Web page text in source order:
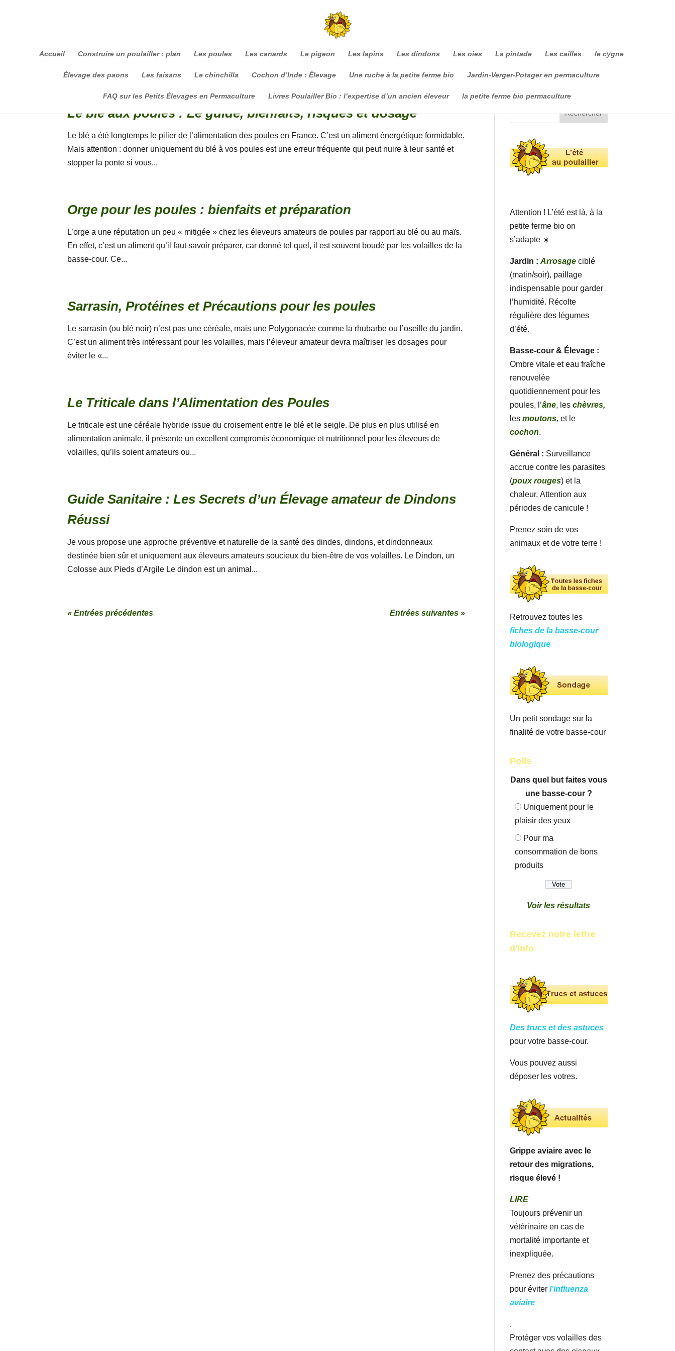
Accueil Construire un poulailler : plan Les poules Les canards Le pigeon Les lapins Les dindons Les oies La pintade Les cailles le cygne
Élevage des paons Les faisans Le chinchilla Cochon d’Inde : Élevage Une ruche à la petite ferme bio Jardin-Verger-Potager en permaculture
FAQ sur les Petits Élevages en Permaculture Livres Poulailler Bio : l’expertise d’un ancien éleveur la petite ferme bio permaculture
Le blé aux poules : Le guide, bienfaits, risques et dosage
Le blé a été longtemps le pilier de l’alimentation des poules en France. C’est un aliment énergétique formidable.
Mais attention : donner uniquement du blé à vos poules est une erreur fréquente qui peut nuire à leur santé et
stopper la ponte si vous...
Orge pour les poules : bienfaits et préparation
L’orge a une réputation un peu « mitigée » chez les éleveurs amateurs de poules par rapport au blé ou au maïs.
En effet, c’est un aliment qu’il faut savoir préparer, car donné tel quel, il est souvent boudé par les volailles de la
basse-cour. Ce...
Sarrasin, Protéines et Précautions pour les poules
Le sarrasin (ou blé noir) n’est pas une céréale, mais une Polygonacée comme la rhubarbe ou l’oseille du jardin.
C’est un aliment très intéressant pour les volailles, mais l’éleveur amateur devra maîtriser les dosages pour
éviter le «...
Le Triticale dans l’Alimentation des Poules
Le triticale est une céréale hybride issue du croisement entre le blé et le seigle. De plus en plus utilisé en
alimentation animale, il présente un excellent compromis économique et nutritionnel pour les éleveurs de
volailles, qu’ils soient amateurs ou...
Guide Sanitaire : Les Secrets d’un Élevage amateur de Dindons
Réussi
Je vous propose une approche préventive et naturelle de la santé des dindes, dindons, et dindonneaux
destinée bien sûr et uniquement aux éleveurs amateurs soucieux du bien-être de vos volailles. Le Dindon, un
Colosse aux Pieds d’Argile Le dindon est un animal...
« Entrées précédentes Entrées suivantes »
Attention ! L’été est là, à la
petite ferme bio on
s’adapte ☀️
Jardin : Arrosage ciblé
(matin/soir), paillage
indispensable pour garder
l’humidité. Récolte
régulière des légumes
d’été.
Basse-cour & Élevage :
Ombre vitale et eau fraîche
renouvelée
quotidiennement pour les
poules, l’âne, leschèvres,
lesmoutons, et le
cochon.
Général : Surveillance
accrue contre les parasites
(poux rouges) et la
chaleur. Attention aux
périodes de canicule !
Prenez soin de vos
animaux et de votre terre !
Retrouvez toutes les
fiches de la basse-cour
biologique
Un petit sondage sur la
finalité de votre basse-cour
Polls
Dans quel but faites vous
une basse-cour ?
Uniquement pour le
plaisir des yeux
Pour ma
consommation de bons
produits
Voir les résultats
Recevez notre lettre
d'info
Des trucs et des astuces
pour votre basse-cour.
Vous pouvez aussi
déposer les votres.
Grippe aviaire avec le
retour des migrations,
risque élevé !
LIRE
Toujours prévenir un
vétérinaire en cas de
mortalité importante et
inexpliquée.
Prenez des précautions
pour éviterl’influenza
aviaire
.
Protéger vos volailles des